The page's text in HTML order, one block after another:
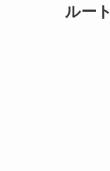
ルート